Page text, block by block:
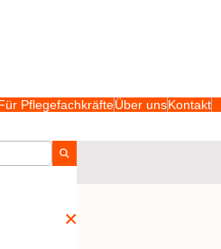
PflegefachkräfteÜber unsKontakt